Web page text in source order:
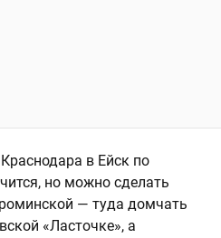
в Ейск по
но можно сделать
— туда домчать
«Ласточке», а